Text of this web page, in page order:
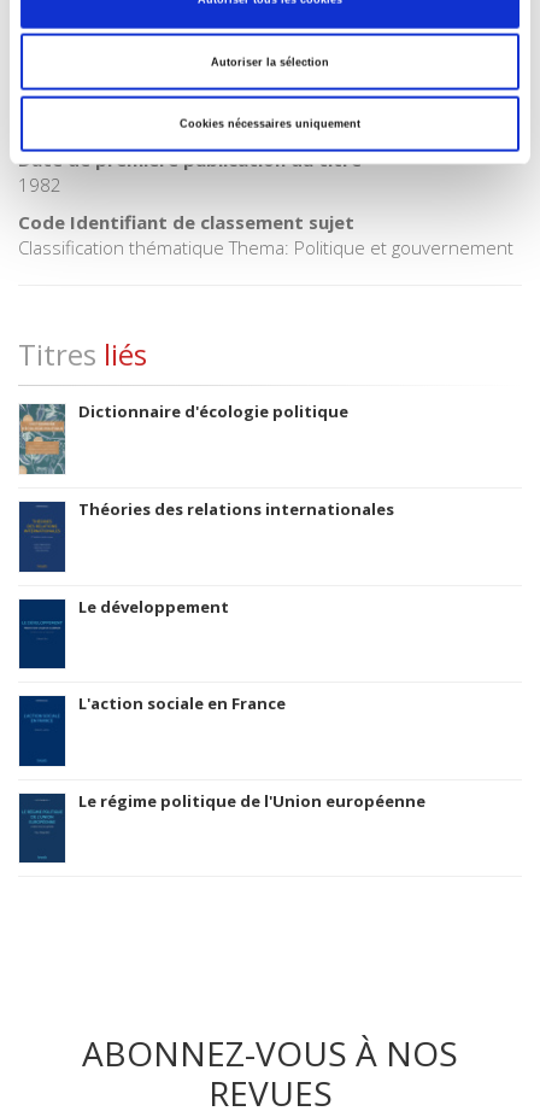
Autoriser la sélection
Cookies nécessaires uniquement
Code publique Onix
06 Professionnel et académique
CLIL (Version 2013-2019 )
3283 SCIENCES POLITIQUES
Date de première publication du titre
1982
Code Identifiant de classement sujet
Classification thématique Thema: Politique et gouvernement
Titres liés
Dictionnaire d'écologie politique
Théories des relations internationales
Le développement
L'action sociale en France
Le régime politique de l'Union européenne
ABONNEZ-VOUS À NOS
REVUES